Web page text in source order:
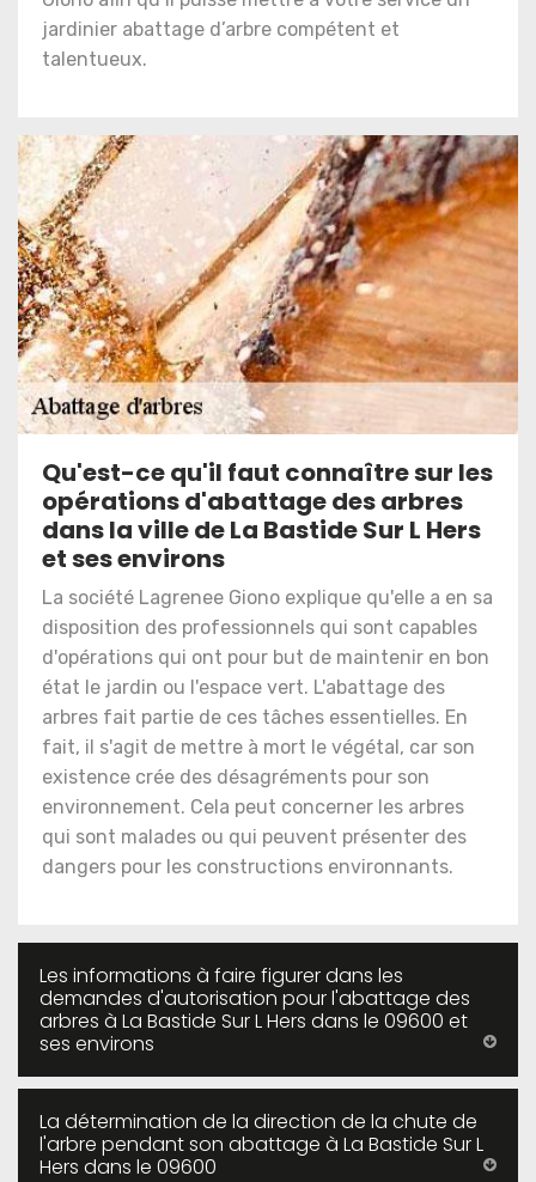
jardinier abattage d’arbre compétent et
talentueux.
Qu'est-ce qu'il faut connaître sur les
opérations d'abattage des arbres
dans la ville de La Bastide Sur L Hers
et ses environs
La société Lagrenee Giono explique qu'elle a en sa
disposition des professionnels qui sont capables
d'opérations qui ont pour but de maintenir en bon
état le jardin ou l'espace vert. L'abattage des
arbres fait partie de ces tâches essentielles. En
fait, il s'agit de mettre à mort le végétal, car son
existence crée des désagréments pour son
environnement. Cela peut concerner les arbres
qui sont malades ou qui peuvent présenter des
dangers pour les constructions environnants.
Les informations à faire figurer dans les
demandes d'autorisation pour l'abattage des
arbres à La Bastide Sur L Hers dans le 09600 et
ses environs
La détermination de la direction de la chute de
l'arbre pendant son abattage à La Bastide Sur L
Hers dans le 09600